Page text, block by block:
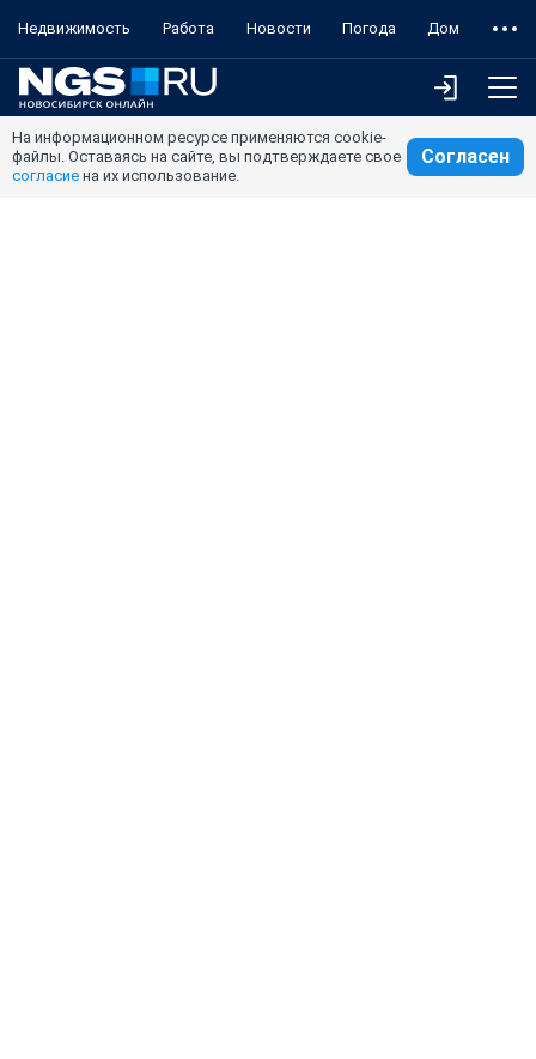
Недвижимость Работа Новости Погода Дом
На информационном ресурсе применяются cookie-
файлы. Оставаясь на сайте, вы подтверждаете свое
согласие на их использование.
Согласен